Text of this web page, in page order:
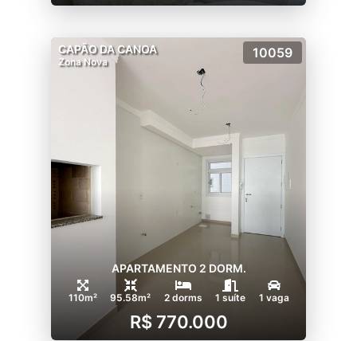
CAPÃO DA CANOA
Zona Nova
10059
APARTAMENTO 2 DORM.
110m² 95.58m² 2 dorms 1 suíte 1 vaga
R$ 770.000